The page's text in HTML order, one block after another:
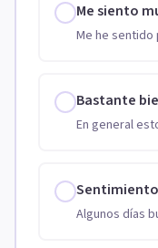
Me siento
Me he
Bastante
En general
Algunos días